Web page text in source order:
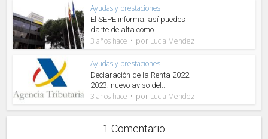
Ayudas y prestaciones
El SEPE informa: así puedes
darte de alta como...
3 años hace por Lucia Mendez
Ayudas y prestaciones
Declaración de la Renta 2022-
2023: nuevo aviso del...
3 años hace por Lucia Mendez
1 Comentario